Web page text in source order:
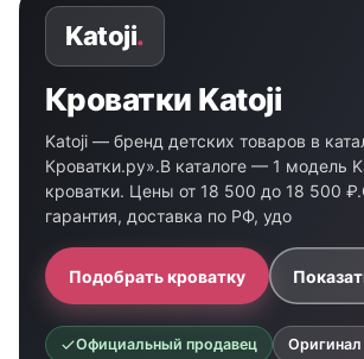
Katoji.
Кроватки Katoji
Katoji — бренд детских товаров в
Кроватки.ру».В каталоге — 1 модель
кроватки. Цены от 18 500 до 18 500
гарантия, доставка по РФ, удо
Подобрать кроватку
Официальный продавец Оригинал